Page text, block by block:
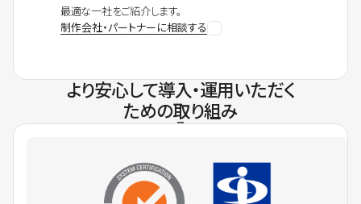
最適な一社をご紹介します。
制作会社・パートナーに相談する
より安心して導入・運用いただく
ための取り組み